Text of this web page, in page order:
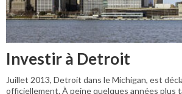
Investir à Detroit
Juillet 2013, Detroit dans le Michigan, est
officiellement. À peine quelques années plus